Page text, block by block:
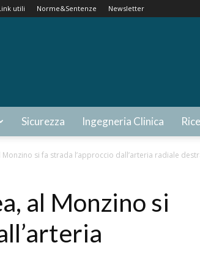
utili Norme&Sentenze Newsletter
Sicurezza Ingegneria Clinica
si fa strada l’approccio dall’arteria radiale
al Monzino si